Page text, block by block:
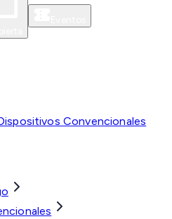
Convencionales